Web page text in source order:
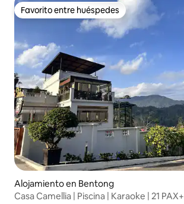
Favorito entre huéspedes
Favorito entre huéspedes
Alojamiento en Bentong
Casa Camellia | Piscina | Karaoke | 21 PAX+